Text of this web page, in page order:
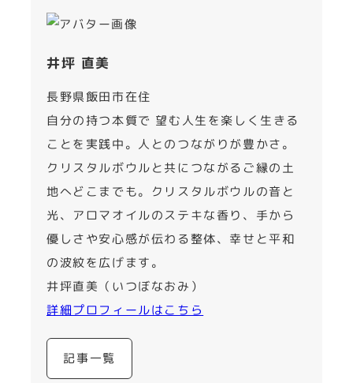
井坪 直美
長野県飯田市在住
自分の持つ本質で 望む人生を楽しく生きる
ことを実践中。人とのつながりが豊かさ。
クリスタルボウルと共につながるご縁の土
地へどこまでも。クリスタルボウルの音と
光、アロマオイルのステキな香り、手から
優しさや安心感が伝わる整体、幸せと平和
の波紋を広げます。
井坪直美（いつぼなおみ）
詳細プロフィールはこちら
記事一覧